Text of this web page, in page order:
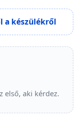
a készülékről
első, aki kérdez.